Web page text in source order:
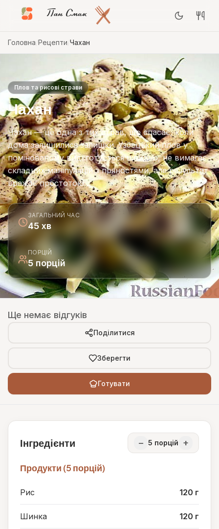
Пан Смак
Головна Рецепти Чахан
Плов та рисові страви
Чахан
Чахан — це одна з тих страв, що спасає, коли
дома залишилися залишки. Узбецький плов у
помінованому виді готується швидко, не вимагає
складних маніпуляцій з пряностями, але результат
вражає простотою…
ЗАГАЛЬНИЙ ЧАС
45 хв
ПОРЦІЙ
5 порцій
Ще немає відгуків
Поділитися
Зберегти
Готувати
Інгредієнти − 5 порцій +
Продукти (5 порцій)
Рис 120 г
Шинка 120 г